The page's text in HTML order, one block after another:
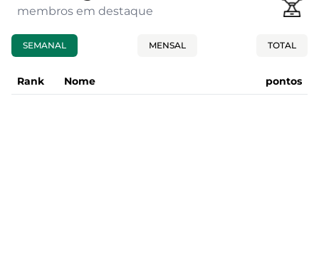
membros em destaque
SEMANAL MENSAL TOTAL
Rank Nome pontos